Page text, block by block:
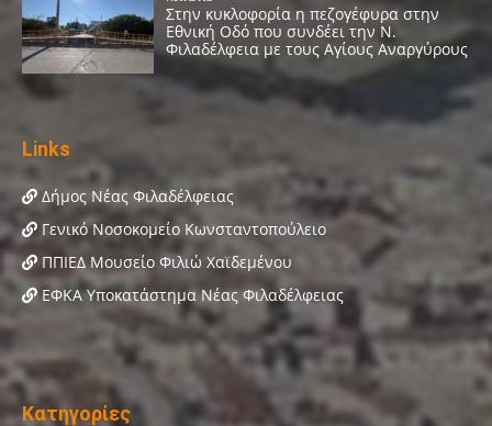
Links
Δήμος Νέας Φιλαδέλφειας
Γενικό Νοσοκομείο Κωνσταντοπούλειο
ΠΠΙΕΔ Μουσείο Φιλιώ Χαϊδεμένου
ΕΦΚΑ Υποκατάστημα Νέας Φιλαδέλφειας
Κατηγορίες